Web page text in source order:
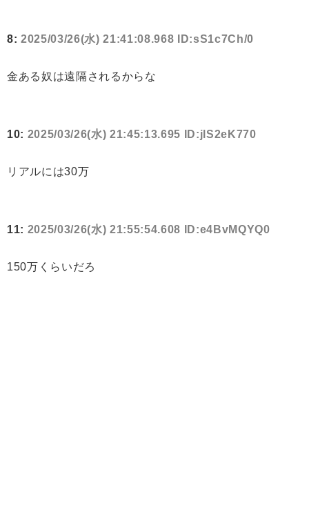
8: 2025/03/26(水) 21:41:08.968 ID:sS1c7Ch/0
金ある奴は遠隔されるからな
10: 2025/03/26(水) 21:45:13.695 ID:jlS2eK770
リアルには30万
11: 2025/03/26(水) 21:55:54.608 ID:e4BvMQYQ0
150万くらいだろ